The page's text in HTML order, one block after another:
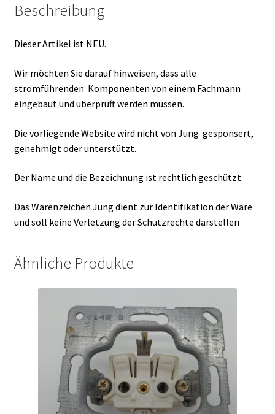
Beschreibung
Dieser Artikel ist NEU.
Wir möchten Sie darauf hinweisen, dass alle
stromführenden Komponenten von einem Fachmann
eingebaut und überprüft werden müssen.
Die vorliegende Website wird nicht von Jung gesponsert,
genehmigt oder unterstützt.
Der Name und die Bezeichnung ist rechtlich geschützt.
Das Warenzeichen Jung dient zur Identifikation der Ware
und soll keine Verletzung der Schutzrechte darstellen
Ähnliche Produkte